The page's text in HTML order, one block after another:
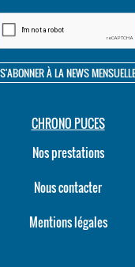
CHRONO PUCES
Nos prestations
Nous contacter
Mentions légales